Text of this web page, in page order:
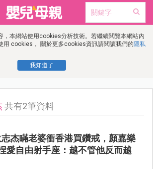
，本網站使用cookies分析技術。若繼續閱覽本網站內
用 cookies， 關於更多cookies資訊請閱讀我們的隱私
我知道了
共有2筆資料
杰瞞老婆衝香港買鑽戒，顏嘉樂
愛自由射手座：越不管他反而越